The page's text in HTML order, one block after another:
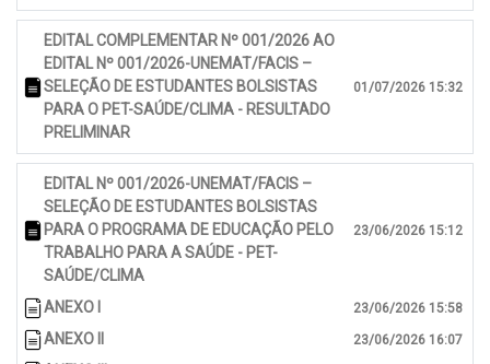
EDITAL COMPLEMENTAR Nº 001/2026 AO
EDITAL Nº 001/2026-UNEMAT/FACIS –
SELEÇÃO DE ESTUDANTES BOLSISTAS
PARA O PET-SAÚDE/CLIMA - RESULTADO
PRELIMINAR
01/07/2026 15:32
EDITAL Nº 001/2026-UNEMAT/FACIS –
SELEÇÃO DE ESTUDANTES BOLSISTAS
PARA O PROGRAMA DE EDUCAÇÃO PELO
TRABALHO PARA A SAÚDE - PET-
SAÚDE/CLIMA
23/06/2026 15:12
ANEXO I 23/06/2026 15:58
ANEXO II 23/06/2026 16:07